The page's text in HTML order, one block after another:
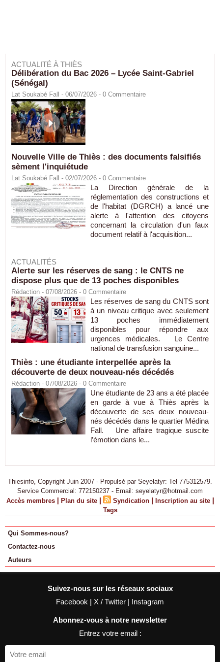
ACTUALITÉ À THIÈS
Délibération du Bac 2026 – Lycée Saint-Gabriel
(Sénégal)
Lat Soukabé Fall - 06/07/2026 - 0 Commentaire
Nouvelle Ville de Thiès : des documents falsifiés
sèment l'inquiétude
Lat Soukabé Fall - 02/07/2026 - 0 Commentaire
La Direction générale de la
réglementation des constructions et
de l'habitat (DGRCH) a lancé une
alerte à l'attention des citoyens
concernant la circulation d'un faux
document relatif à l'acquisition...
ACTUALITÉS
Alerte sur les réserves de sang : le CNTS ne
dispose plus que de 13 poches disponibles
Rédaction - 07/08/2026 - 0 Commentaire
Les réserves de sang du CNTS sont
à un niveau critique avec seulement
13 poches immédiatement
disponibles pour répondre aux
urgences médicales. Le Centre
national de transfusion sanguine...
Thiès : une étudiante interpellée après la
découverte de deux nouveau-nés décédés
Rédaction - 07/08/2026 - 0 Commentaire
Une étudiante de 23 ans a été placée
en garde à vue à Thiès après la
découverte de ses deux nouveau-
nés décédés dans le quartier Médina
Fall. Une affaire tragique suscite
l’émotion dans le...
Thiesinfo, Copyright Juin 2007 - Propulsé par Seyelatyr: Tel 775312579.
Service Commercial: 772150237 - Email: seyelatyr@hotmail.com
Accès membres | Plan du site | Syndication | Inscription au site |
Tags
Qui Sommes-nous?
Contactez-nous
Auteurs
Suivez-nous sur les réseaux sociaux
Facebook | X / Twitter | Instagram
Abonnez-vous à notre newsletter
Entrez votre email :